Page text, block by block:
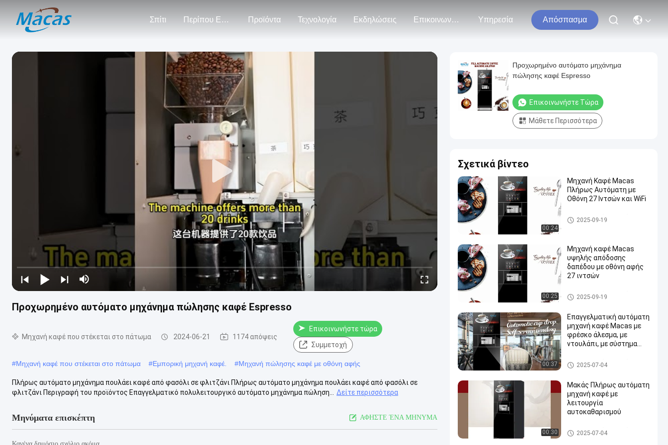
Σπίτι Περίπου Εμείς Προϊόντα Τεχνολογία Εκδηλώσεις Επικοινωνήστε Μαζί Μας Υπηρεσία Απόσπασμα
Προχωρημένο αυτόματο μηχάνημα πώλησης καφέ Espresso
Μηχανή καφέ που στέκεται στο πάτωμα 2024-06-21 1174 απόψεις
Επικοινωνήστε τώρα
Συμμετοχή
#Μηχανή καφέ που στέκεται στο πάτωμα #Εμπορική μηχανή καφέ. #Μηχανή πώλησης καφέ με οθόνη αφής
Πλήρως αυτόματο μηχάνημα πουλάει καφέ από φασόλι σε φλιτζάνι Πλήρως αυτόματο μηχάνημα πουλάει καφέ από φασόλι σε
φλιτζάνι Περιγραφή του προϊόντος Επαγγελματικό πολυλειτουργικό αυτόματο μηχάνημα πώληση...
Δείτε περισσότερα
Μηνύματα επισκέπτη ΑΦΗΣΤΕ ΈΝΑ ΜΗΝΥΜΑ
Κανένα δημόσιο σχόλιο ακόμα
Προχωρημένο αυτόματο μηχάνημα
πώλησης καφέ Espresso
Επικοινωνήστε Τώρα
Μάθετε Περισσότερα
Σχετικά βίντεο
00:24
Μηχανή Καφέ Macas
Πλήρως Αυτόματη με
Οθόνη 27 Ιντσών και WiFi
Μηχανή καφέ που στέκεται
στο πάτωμα
2025-09-19
00:25
Μηχανή καφέ Macas
υψηλής απόδοσης
δαπέδου με οθόνη αφής
27 ιντσών
Μηχανή καφέ που στέκεται
στο πάτωμα
2025-09-19
00:37
Επαγγελματική αυτόματη
μηχανή καφέ Macas με
φρέσκο άλεσμα, με
ντουλάπι, με σύστημα
σύστημα αντλίας
γραναζιών
Μηχανή καφέ που στέκεται
στο πάτωμα
2025-07-04
00:30
Μακάς Πλήρως αυτόματη
μηχανή καφέ με
λειτουργία
αυτοκαθαρισμού
Μηχανή καφέ που στέκεται
στο πάτωμα
2025-07-04